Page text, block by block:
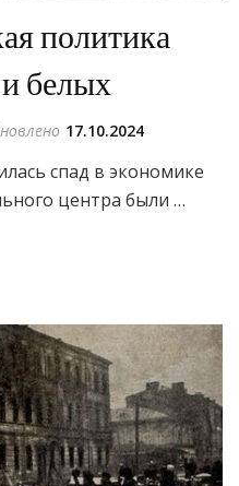
политика
белых
17.10.2024
спад в экономике
центра были …